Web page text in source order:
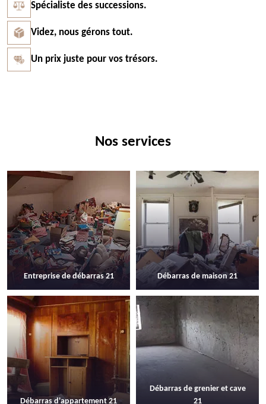
Spécialiste des successions.
Videz, nous gérons tout.
Un prix juste pour vos trésors.
Nos services
Entreprise de débarras 21 Débarras de maison 21
Débarras d'appartement 21
Débarras de grenier et cave
21